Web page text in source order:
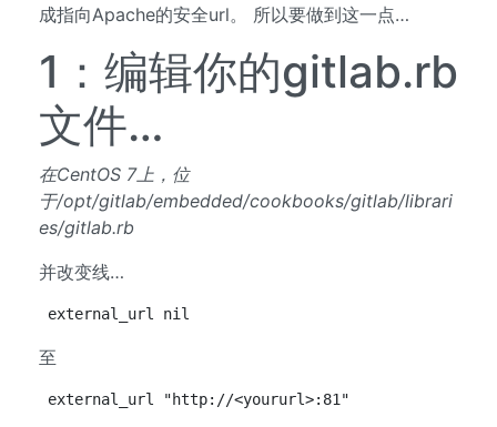
成指向Apache的安全url。 所以要做到这一点…
1：编辑你的gitlab.rb
文件…
在CentOS 7上，位
于/opt/gitlab/embedded/cookbooks/gitlab/librari
es/gitlab.rb
并改变线…
external_url nil
至
external_url "http://<yoururl>:81"